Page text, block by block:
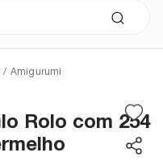
/ Amigurumi
Rolo com 254